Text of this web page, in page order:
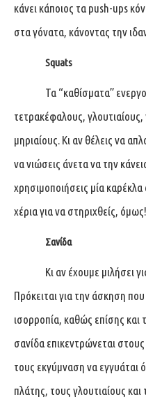
κάνει κάποιος τα push-ups
στα γόνατα, κάνοντας την
Squats
Τα “καθίσματα”
τετρακέφαλους,
μηριαίους. Κι αν θέλεις να
να νιώσεις άνετα να την
χρησιμοποιήσεις μία
χέρια για να στηριχθείς, όμως!
Σανίδα
Κι αν έχουμε μιλήσει
Πρόκειται για την άσκηση
ισορροπία, καθώς επίσης
σανίδα επικεντρώνεται
τους εκγύμναση να
πλάτης, τους γλουτιαίους